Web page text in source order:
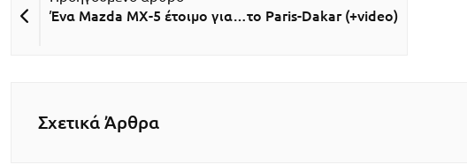
Ένα Mazda MX-5 έτοιμο για…το Paris-Dakar (+video)
Σχετικά Άρθρα